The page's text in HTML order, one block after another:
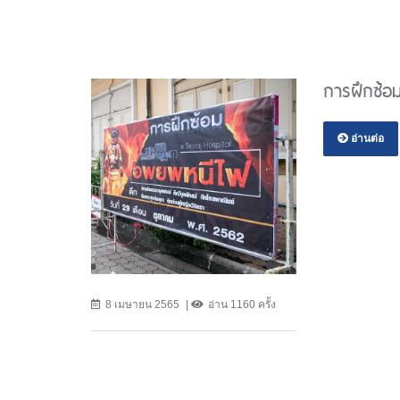
8 เมษายน 2565 อ่าน 1160 ครั้ง
การฝึกซ้
อ่านต่อ